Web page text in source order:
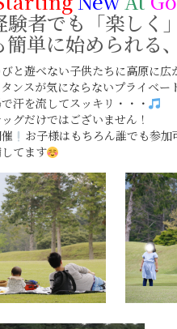
験者でも「楽しく
簡単に始められる
と遊べない子供たちに高原に広
ンスが気にならないプライベー
汗を流してスッキリ・・・
グだけではございません！
お子様はもちろん誰でも参加
てます